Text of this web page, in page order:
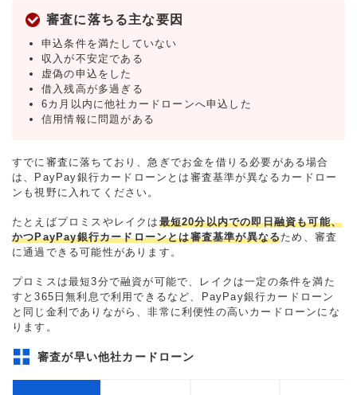
審査に落ちる主な要因
申込条件を満たしていない
収入が不安定である
虚偽の申込をした
借入残高が多過ぎる
6カ月以内に他社カードローンへ申込した
信用情報に問題がある
すでに審査に落ちており、急ぎでお金を借りる必要がある場合
は、PayPay銀行カードローンとは審査基準が異なるカードロー
ンも視野に入れてください。
たとえばプロミスやレイクは 最短20分以内での即日融資も可能、
かつPayPay銀行カードローンとは審査基準が異なるため、審査
に通過できる可能性があります。
プロミスは最短3分で融資が可能で、レイクは一定の条件を満た
すと365日無利息で利用できるなど、PayPay銀行カードローン
と同じ金利でありながら、非常に利便性の高いカードローンにな
ります。
審査が早い他社カードローン